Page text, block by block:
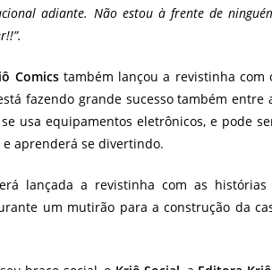
adiante. Não estou à frente de
Comics também lançou a revistinha com
fazendo grande sucesso também
usa equipamentos eletrônicos, e pode
aprenderá se divertindo.
lançada a revistinha com as histórias
um mutirão para a construção da